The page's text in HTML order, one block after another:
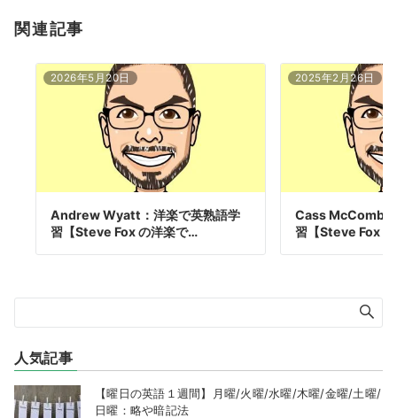
関連記事
2026年5月20日
Andrew Wyatt：洋楽で英熟語学
習【Steve Fox の洋楽で…
2025年2月26日
Cass McCombs:
習【Steve Fox
人気記事
【曜日の英語１週間】月曜/火曜/水曜/木曜/金曜/土曜/
日曜：略や暗記法